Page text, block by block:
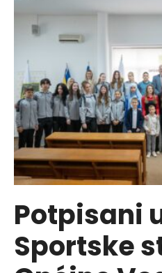
na
načelnika
Hasanovića
Potpisani
Sportske